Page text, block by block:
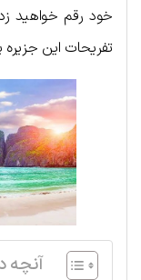
خود رقم خواهید
تفریحات این
آنچه